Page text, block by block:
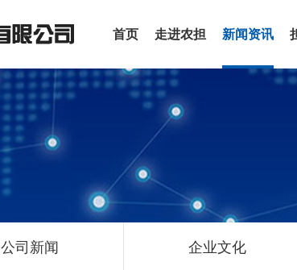
首页 走进农担 新闻资讯
公司新闻 企业文化